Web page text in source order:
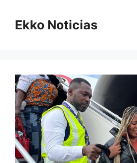
contenido
Ekko Noticias